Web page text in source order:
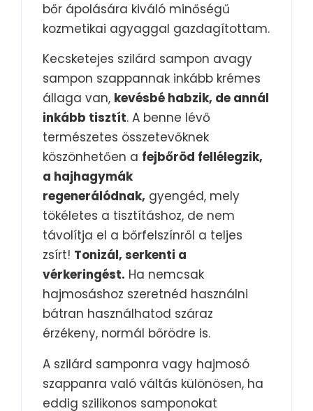
bőr ápolására kiváló minőségű
kozmetikai agyaggal gazdagítottam.
Kecsketejes szilárd sampon avagy
sampon szappannak inkább krémes
állaga van, kevésbé habzik, de annál
inkább tisztít. A benne lévő
természetes összetevőknek
köszönhetően a fejbőröd fellélegzik,
a hajhagymák
regenerálódnak, gyengéd, mely
tökéletes a tisztításhoz, de nem
távolítja el a bőrfelszínről a teljes
zsírt! Tonizál, serkenti a
vérkeringést. Ha nemcsak
hajmosáshoz szeretnéd használni
bátran használhatod száraz
érzékeny, normál bőrödre is.
A szilárd samponra vagy hajmosó
szappanra való váltás különösen, ha
eddig szilikonos samponokat